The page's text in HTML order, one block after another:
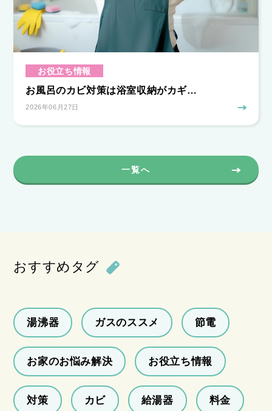
お役立ち情報
お風呂のカビ対策は浴室収納がカギ…
2026年06月27日
一覧へ
おすすめタグ
湯沸器 ガスのススメ 節電
お家のお悩み解決 お役立ち情報
対策 カビ 給湯器 料金